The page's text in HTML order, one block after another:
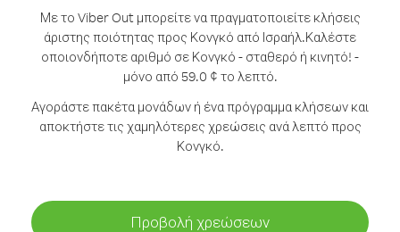
Με το Viber Out μπορείτε να πραγματοποιείτε κλήσεις
άριστης ποιότητας προς Κονγκό από Ισραήλ.Καλέστε
οποιονδήποτε αριθμό σε Κονγκό - σταθερό ή κινητό! -
μόνο από 59.0 ¢ το λεπτό.
Αγοράστε πακέτα μονάδων ή ένα πρόγραμμα κλήσεων και
αποκτήστε τις χαμηλότερες χρεώσεις ανά λεπτό προς
Κονγκό.
Προβολή χρεώσεων